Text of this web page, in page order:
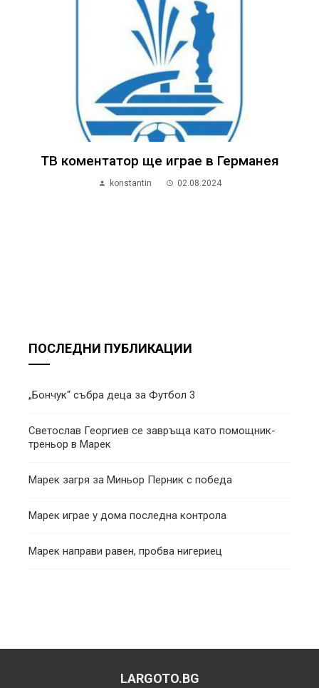
ТВ коментатор ще играе в Германея
konstantin 02.08.2024
ПОСЛЕДНИ ПУБЛИКАЦИИ
„Бончук“ събра деца за Футбол 3
Светослав Георгиев се завръща като помощник-
треньор в Марек
Марек загря за Миньор Перник с победа
Марек играе у дома последна контрола
Марек направи равен, пробва нигериец
LARGOTO.BG